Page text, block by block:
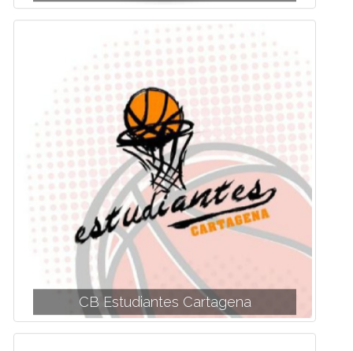
CB Estudiantes Cartagena